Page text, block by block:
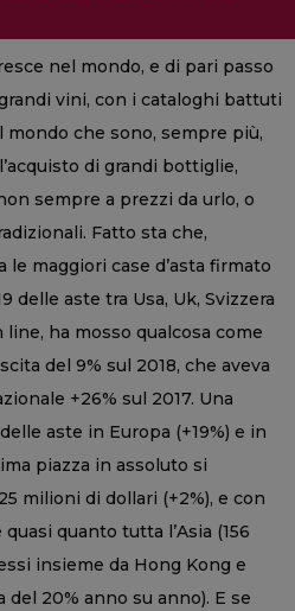
nel mondo, e di pari passo
vini, con i cataloghi battuti
mondo che sono, sempre più,
di grandi bottiglie,
sempre a prezzi da urlo, o
Fatto sta che,
maggiori case d’asta firmato
delle aste tra Usa, Uk, Svizzera
ha mosso qualcosa come
del 9% sul 2018, che aveva
+26% sul 2017. Una
aste in Europa (+19%) e in
piazza in assoluto si
milioni di dollari (+2%), e con
quanto tutta l’Asia (156
insieme da Hong Kong e
20% anno su anno). E se